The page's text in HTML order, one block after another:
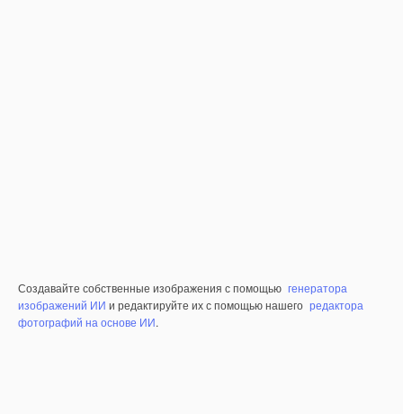
Создавайте собственные изображения с помощью генератора
изображений ИИ и редактируйте их с помощью нашего редактора
фотографий на основе ИИ.